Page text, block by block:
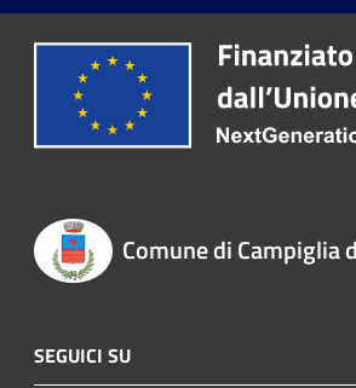
Comune di Campiglia
SEGUICI SU